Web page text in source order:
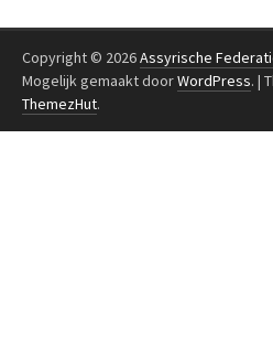
Copyright © 2026Assyrische
Mogelijk gemaakt doorWordPress. |
ThemezHut.